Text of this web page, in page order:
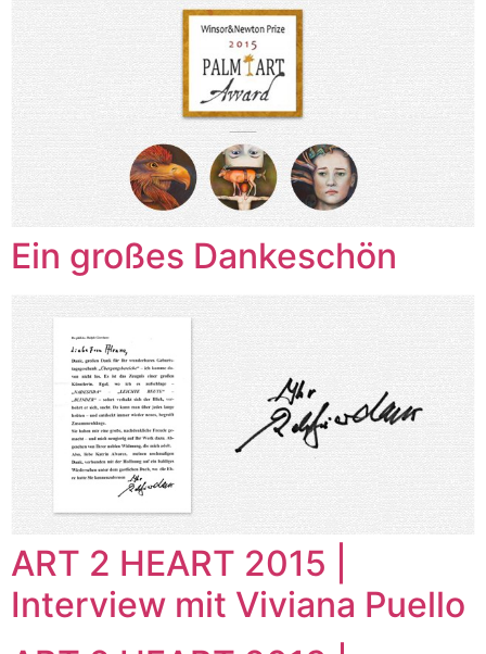
Ein großes Dankeschön
ART 2 HEART 2015 |
Interview mit Viviana Puello